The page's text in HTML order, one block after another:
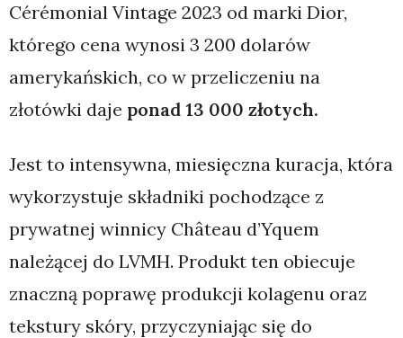
Cérémonial Vintage 2023 od marki Dior,
którego cena wynosi 3 200 dolarów
amerykańskich, co w przeliczeniu na
złotówki daje ponad 13 000 złotych.
Jest to intensywna, miesięczna kuracja, która
wykorzystuje składniki pochodzące z
prywatnej winnicy Château d’Yquem
należącej do LVMH. Produkt ten obiecuje
znaczną poprawę produkcji kolagenu oraz
tekstury skóry, przyczyniając się do